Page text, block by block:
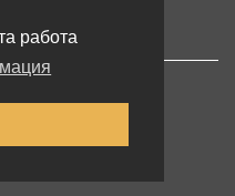
работа
|Impressum